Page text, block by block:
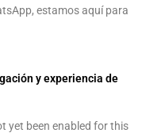
estamos aquí para
y experiencia de
yet been enabled for this